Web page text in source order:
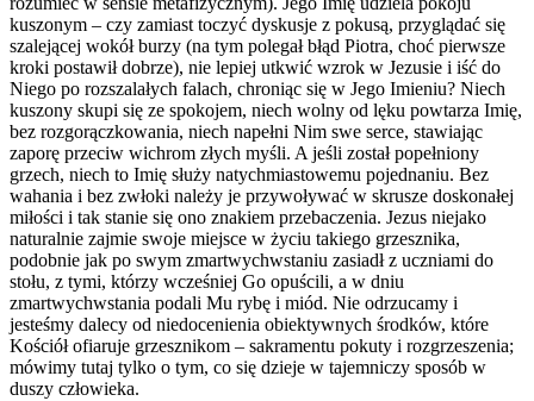
kuszonym – czy zamiast toczyć dyskusje z pokusą, przyglądać się
szalejącej wokół burzy (na tym polegał błąd Piotra, choć pierwsze
kroki postawił dobrze), nie lepiej utkwić wzrok w Jezusie i iść do
Niego po rozszalałych falach, chroniąc się w Jego Imieniu? Niech
kuszony skupi się ze spokojem, niech wolny od lęku powtarza Imię,
bez rozgorączkowania, niech napełni Nim swe serce, stawiając
zaporę przeciw wichrom złych myśli. A jeśli został popełniony
grzech, niech to Imię służy natychmiastowemu pojednaniu. Bez
wahania i bez zwłoki należy je przywoływać w skrusze doskonałej
miłości i tak stanie się ono znakiem przebaczenia. Jezus niejako
naturalnie zajmie swoje miejsce w życiu takiego grzesznika,
podobnie jak po swym zmartwychwstaniu zasiadł z uczniami do
stołu, z tymi, którzy wcześniej Go opuścili, a w dniu
zmartwychwstania podali Mu rybę i miód. Nie odrzucamy i
jesteśmy dalecy od niedocenienia obiektywnych środków, które
Kościół ofiaruje grzesznikom – sakramentu pokuty i rozgrzeszenia;
mówimy tutaj tylko o tym, co się dzieje w tajemniczy sposób w
duszy człowieka.